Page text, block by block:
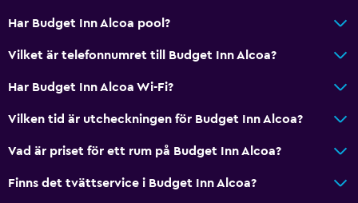
Privat badrum
Hälsa och säkerhet
Övervakningskameror utanför boendet
Daglig städning
Har Budget Inn Alcoa pool?
Vilket är telefonnumret till Budget Inn Alcoa?
Har Budget Inn Alcoa Wi-Fi?
Vilken tid är utcheckningen för Budget Inn Alcoa?
Vad är priset för ett rum på Budget Inn Alcoa?
Finns det tvättservice i Budget Inn Alcoa?